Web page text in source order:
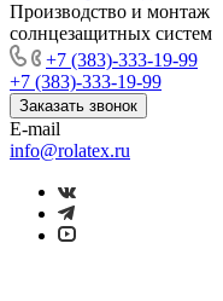
Производство и монтаж
солнцезащитных систем
+7 (383)-333-19-99
+7 (383)-333-19-99
Заказать звонок
E-mail
info@rolatex.ru